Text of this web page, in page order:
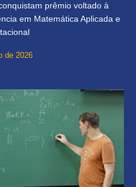
prêmio voltado à
em Matemática Aplicada e
de 2026